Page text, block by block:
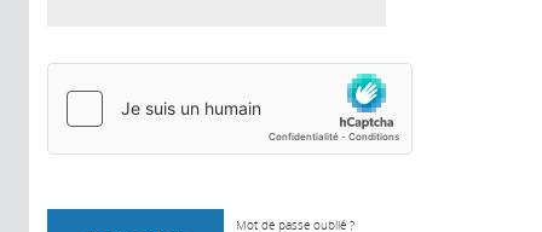
Mot de passe oublié ?